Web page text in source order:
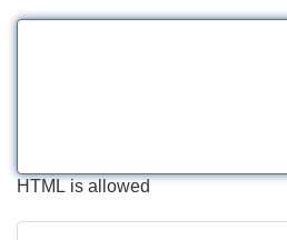
HTML is allowed